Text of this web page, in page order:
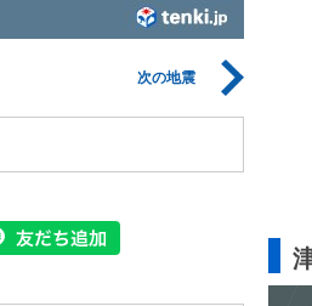
次の地震